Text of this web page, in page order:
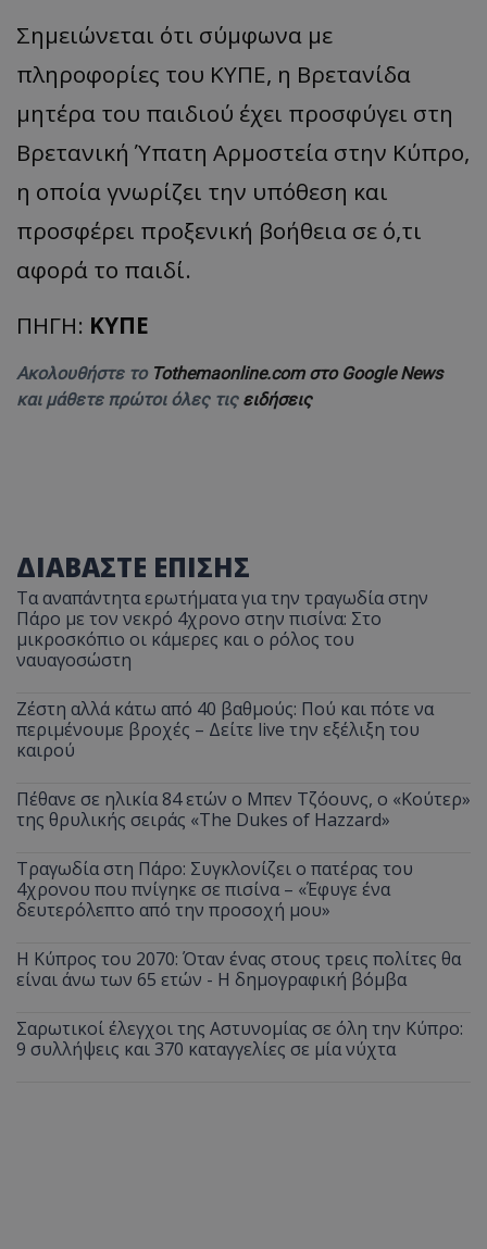
Σημειώνεται ότι σύμφωνα με
πληροφορίες του ΚΥΠΕ, η Βρετανίδα
μητέρα του παιδιού έχει προσφύγει στη
Βρετανική Ύπατη Αρμοστεία στην Κύπρο,
η οποία γνωρίζει την υπόθεση και
προσφέρει προξενική βοήθεια σε ό,τι
αφορά το παιδί.
ΠΗΓΗ: ΚΥΠΕ
Ακολουθήστε το Tothemaonline.com στο Google News
και μάθετε πρώτοι όλες τις ειδήσεις
ΔΙΑΒΑΣΤΕ ΕΠΙΣΗΣ
Τα αναπάντητα ερωτήματα για την τραγωδία στην
Πάρο με τον νεκρό 4χρονο στην πισίνα: Στο
μικροσκόπιο οι κάμερες και ο ρόλος του
ναυαγοσώστη
Ζέστη αλλά κάτω από 40 βαθμούς: Πού και πότε να
περιμένουμε βροχές – Δείτε live την εξέλιξη του
καιρού
Πέθανε σε ηλικία 84 ετών ο Μπεν Τζόουνς, ο «Κούτερ»
της θρυλικής σειράς «The Dukes of Hazzard»
Τραγωδία στη Πάρο: Συγκλονίζει ο πατέρας του
4χρονου που πνίγηκε σε πισίνα – «Έφυγε ένα
δευτερόλεπτο από την προσοχή μου»
Η Κύπρος του 2070: Όταν ένας στους τρεις πολίτες θα
είναι άνω των 65 ετών - Η δημογραφική βόμβα
Σαρωτικοί έλεγχοι της Αστυνομίας σε όλη την Κύπρο:
9 συλλήψεις και 370 καταγγελίες σε μία νύχτα